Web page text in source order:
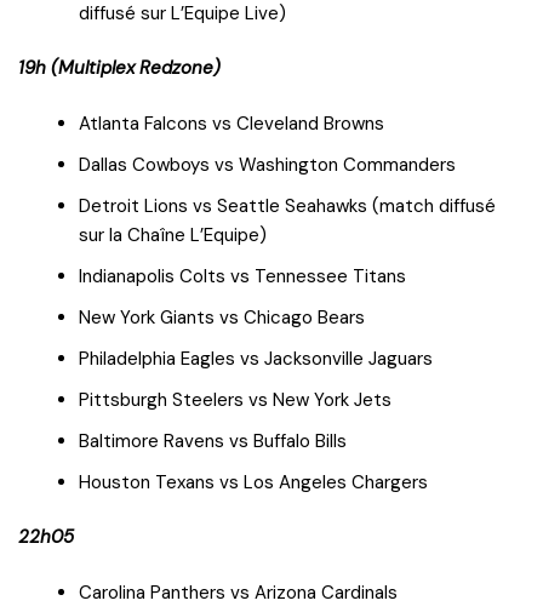
diffusé sur L’Equipe Live)
19h (Multiplex Redzone)
Atlanta Falcons vs Cleveland Browns
Dallas Cowboys vs Washington Commanders
Detroit Lions vs Seattle Seahawks (match diffusé
sur la Chaîne L’Equipe)
Indianapolis Colts vs Tennessee Titans
New York Giants vs Chicago Bears
Philadelphia Eagles vs Jacksonville Jaguars
Pittsburgh Steelers vs New York Jets
Baltimore Ravens vs Buffalo Bills
Houston Texans vs Los Angeles Chargers
22h05
Carolina Panthers vs Arizona Cardinals